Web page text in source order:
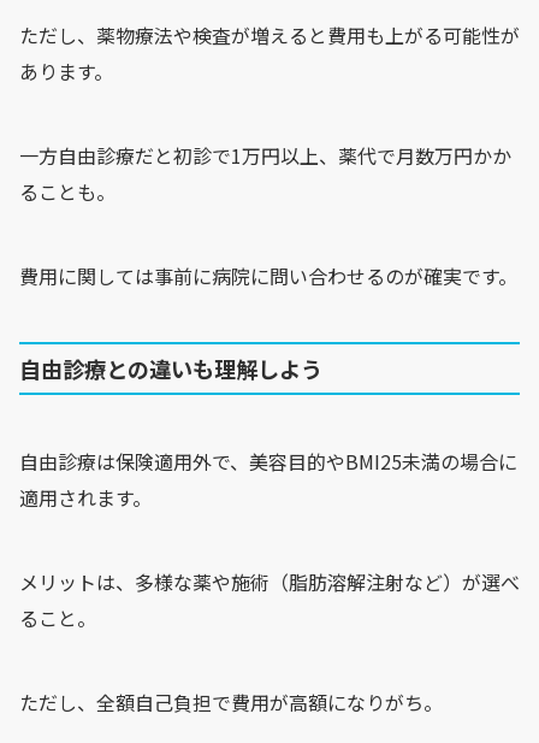
ただし、薬物療法や検査が増えると費用も上がる可能性が
あります。
一方自由診療だと初診で1万円以上、薬代で月数万円かか
ることも。
費用に関しては事前に病院に問い合わせるのが確実です。
自由診療との違いも理解しよう
自由診療は保険適用外で、美容目的やBMI25未満の場合に
適用されます。
メリットは、多様な薬や施術（脂肪溶解注射など）が選べ
ること。
ただし、全額自己負担で費用が高額になりがち。